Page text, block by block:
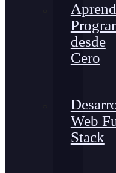
desde
Cero
Web
Stack